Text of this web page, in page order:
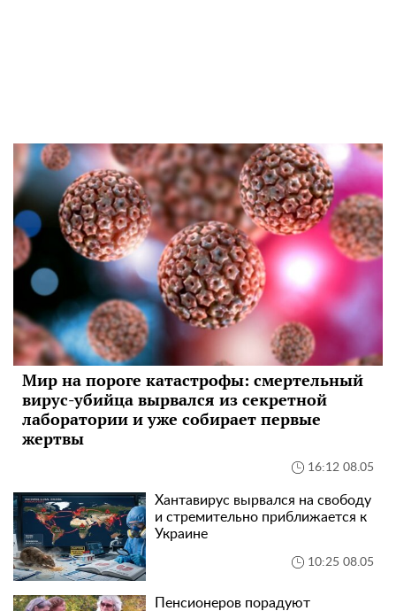
Мир на пороге катастрофы: смертельный
вирус-убийца вырвался из секретной
лаборатории и уже собирает первые
жертвы
16:12 08.05
Хантавирус вырвался на свободу
и стремительно приближается к
Украине
10:25 08.05
Пенсионеров порадуют